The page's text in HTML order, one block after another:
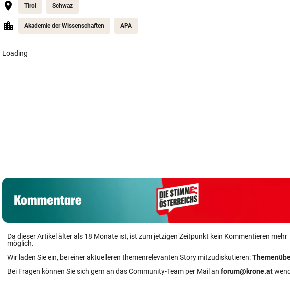
Tirol Schwaz
Akademie der Wissenschaften APA
Loading
Da dieser Artikel älter als 18 Monate ist, ist zum jetzigen Zeitpunkt kein Kommentieren mehr
möglich.
Wir laden Sie ein, bei einer aktuelleren themenrelevanten Story mitzudiskutieren:
Bei Fragen können Sie sich gern an das Community-Team per Mail an forum@krone.at